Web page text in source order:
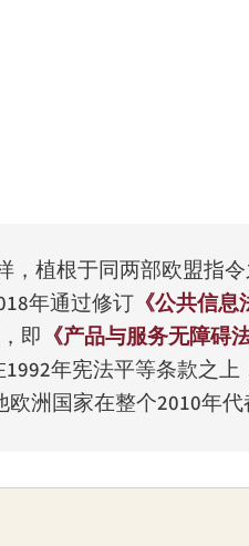
，植根于同两部欧盟指
年通过修订 《公共信息
即 《产品与服务无障碍法
年宪法平等条款之
洲国家在整个2010年代